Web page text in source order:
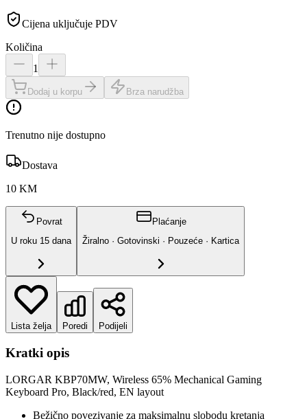
Cijena uključuje PDV
Količina
1
Dodaj u korpu Brza narudžba
Trenutno nije dostupno
Dostava
10 KM
Povrat
U roku 15 dana
Plaćanje
Žiralno · Gotovinski · Pouzeće · Kartica
Lista želja Poredi Podijeli
Kratki opis
LORGAR KBP70MW, Wireless 65% Mechanical Gaming
Keyboard Pro, Black/red, EN layout
Bežično povezivanje za maksimalnu slobodu kretanja